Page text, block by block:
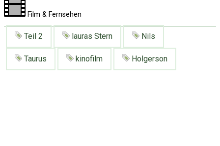
Film & Fernsehen
Teil 2 lauras Stern Nils
Taurus kinofilm Holgerson